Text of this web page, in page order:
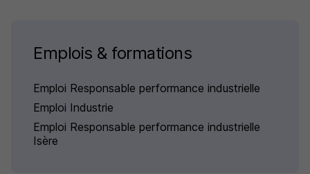
Emplois & formations
Emploi Responsable performance industrielle
Emploi Industrie
Emploi Responsable performance industrielle
Isère